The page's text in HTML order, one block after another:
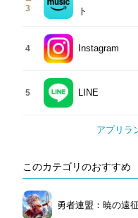
3
ト
4 Instagram
5 LINE
アプリラ
このカテゴリのおすすめ
勇者連盟：暁の遠征